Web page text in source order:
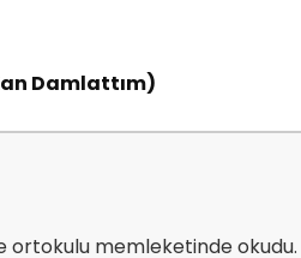
Damlattım)
ortokulu memleketinde